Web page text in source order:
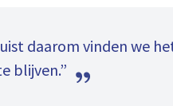
daarom vinden we
blijven.”